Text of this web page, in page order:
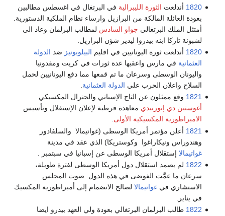
1820 أندلعت الثورة الليبرالية في البرتغال في اغسطس مطالبين
بعودة العائلة المالكة من البرازيل وارساء نظام الملكية الدستورية.
أمتثل الملك البرتغالي جواو السادس لمطالب البرلمان وعاد الي
لشبونة تاركا ابنه بيدروا ليدير شؤن البرازيل.
1820 أندلعت ثورة اليونانيين في اقليم البيلوبونيز ضد الدولة
العثمانية في مارس واعقبها عدة ثورات في كريت ومقدونيا
واليونان الوسطى وسرعان ما تم قمعها مما دفع اليونانيين لحمل
السلاح واعلان الحرب علي الدولة العثمانية
1821 وقع ممثلون عن التاج الإسباني والجنرال المكسيكي
أغوستين دي إتوربيدي معاهدة قرطبة لإعلان الإستقلال وتأسيس
الامبراطورية المكسيكية الأولى.
1821 أعلن مؤتمر أمريكا الوسطى (غواتيمالا والسلفادور
وهندوراس ونيكاراغوا وكوستريكا) الذي عقد في مدينة
غواتيمالا إستقلال أمريكا الوسطى عن إسبانيا في سبتمبر .
1822 لم يصمد استقلال دول أمريكا الوسطى لفترة طويلة،
سرعان ما عمَّت الفوضى في هذه الدول. صوت المجلس
الاستشاري فيغواتيمالا لصالح الانضمام إلى أمبراطورية المكسيك
في يناير.
1822 طالب البرلمان البرتغالي بعودة ولي العهد بيدرو ايضا